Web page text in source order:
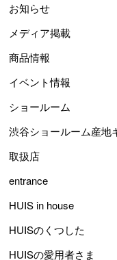
お知らせ
メディア掲載
商品情報
イベント情報
ショールーム
渋谷ショールーム産地
取扱店
entrance
HUIS in house
HUISのくつした
HUISの愛用者さま